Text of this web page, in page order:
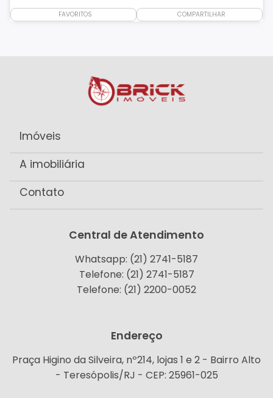
FAVORITOS COMPARTILHAR
Imóveis
A imobiliária
Contato
Central de Atendimento
Whatsapp: (21) 2741-5187
Telefone: (21) 2741-5187
Telefone: (21) 2200-0052
Endereço
Praça Higino da Silveira, nº214, lojas 1 e 2 - Bairro Alto
- Teresópolis/RJ - CEP: 25961-025